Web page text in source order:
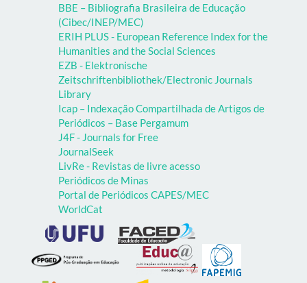
BBE – Bibliografia Brasileira de Educação
(Cibec/INEP/MEC)
ERIH PLUS - European Reference Index for the
Humanities and the Social Sciences
EZB - Elektronische
Zeitschriftenbibliothek/Electronic Journals
Library
Icap – Indexação Compartilhada de Artigos de
Periódicos – Base Pergamum
J4F - Journals for Free
JournalSeek
LivRe - Revistas de livre acesso
Periódicos de Minas
Portal de Periódicos CAPES/MEC
WorldCat